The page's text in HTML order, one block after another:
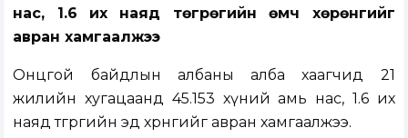
нас, 1.6 их наяд төгрөгийн өмч хөрөнгийг
авран хамгаалжээ
Онцгой байдлын албаны алба хаагчид 21
жилийн хугацаанд 45.153 хүний амь нас, 1.6 их
наяд төгрөгийн эд хөрөнгийг авран хамгаалжээ.